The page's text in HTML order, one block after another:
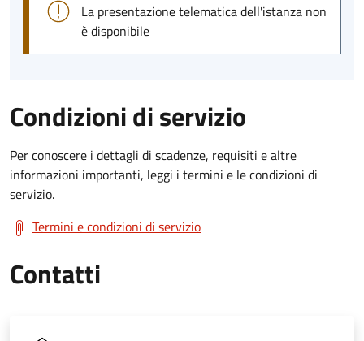
La presentazione telematica dell'istanza non
è disponibile
Condizioni di servizio
Per conoscere i dettagli di scadenze, requisiti e altre
informazioni importanti, leggi i termini e le condizioni di
servizio.
Termini e condizioni di servizio
Contatti